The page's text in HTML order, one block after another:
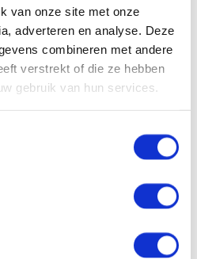
van onze site met onze
adverteren en analyse. Deze
combineren met andere
verstrekt of die ze hebben
gebruik van hun services.
3 februari te zien op het
Miller en Filipa Reis dingt
Hivos Tiger Award.
Zimbabwe